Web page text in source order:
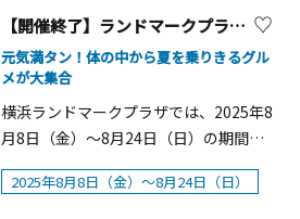
17：00※休館日 外交官の家、横浜市
イギリス館 10月22日（水）旧山手68
番館、テニス発祥記念館 10月20日
（月）■会場７館 横浜山手西洋館
（外交官の家、ブラフ18番館、ベーリ
ック・ホール、 エリスマン邸、横浜
市イギリス館、山手111番館）、旧山手
会の少ない人も、横浜市全体で行うこ
のオープンな芸術祭では誰もが気軽に
アートに触れ、楽しむことができるの
が魅力です。「横浜から世界へ」毎
回、まち全体で芸術を盛り上げます。
【開催終了】ランドマークプラザ 「きのこと発酵で菌活＆誘惑グルメフェア」
元気満タン！体の中から夏を乗りきるグル
メが大集合
横浜ランドマークプラザでは、2025年8
月8日（金）～8月24日（日）の期間限
定で、昨年好評だった菌活メニューを
ボリュームアップした「きのこいっぱ
2025年8月8日（金）～8月24日（日）